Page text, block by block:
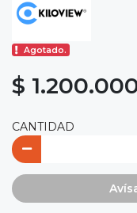
Agotado.
$
CANTIDAD